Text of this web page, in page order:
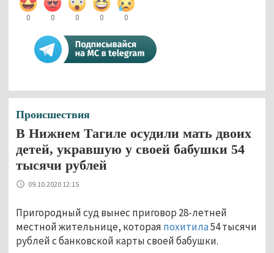
0 0 0 0 0
Происшествия
В Нижнем Тагиле осудили мать двоих
детей, укравшую у своей бабушки 54
тысячи рублей
09.10.2020 12:15
Пригородный суд вынес приговор 28-летней
местной жительнице, которая похитила54 тысячи
рублей с банковской карты своей бабушки.